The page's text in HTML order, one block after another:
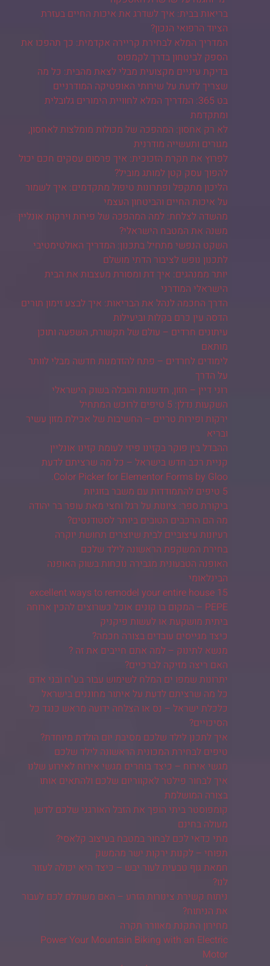
בריאות בבית: איך לשדרג את איכות החיים בעזרת
הציוד הרפואי הנכון?
המדריך המלא לבחירת קריירה אקדמית: כך תהפכו את
הספק לביטחון בדרך לקמפוס
בדיקת עיניים מקצועית מבלי לצאת מהבית: כל מה
שצריך לדעת על שירותי האופטיקה המודרניים
בט 365: המדריך המלא לחוויית הימורים גלובלית
ומתקדמת
לא רק אחסון: המהפכה של מכולות מומלצות לאחסון,
מגורים ותעשייה מודרנית
לפרוץ את תקרת הזכוכית: איך פרסום עסקים חכם יכול
להפוך עסק קטן למותג מוביל?
הליכון מתקפל ופתרונות טיפול מתקדמים: איך לשמור
על איכות החיים והביטחון העצמי
מהשדה לצלחת: למה המהפכה של פירות וירקות אונליין
משנה את המטבח הישראלי?
השקט הנפשי מתחיל בתכנון: המדריך האולטימטיבי
לתכנון נופש לציבור הדתי מושלם
יותר ממנהגים: איך דת ומסורת מעצבות את הבית
הישראלי המודרני
הדרך החכמה לנהל את הבריאות: איך לבצע זימון תורים
הדסה עין כרם בקלות וביעילות
עיתונים חרדים – עולם של תקשורת, השפעה ותוכן
מותאם
לימודים לחרדים – פתח להזדמנות חדשה מבלי לוותר
על הדרך
רוני דיין – חזון, חדשנות והובלה בשוק הישראלי
השקעות נדלן: 5 טיפים לרוכש המתחיל
ירקות ופירות טריים – החשיבות של אכילת מזון עשיר
ובריא
ההבדל בין פוקר בקזינו פיזי לעומת קזינו אונליין
קניית רכב חדש בישראל – כל מה שרציתם לדעת
Color Picker for Elementor Forms by Gloo.
5 טיפים להתמודדות עם משבר בזוגיות
ביקורת ספר: ציונות על רגל וחצי מאת עופר בר יהודה
מה הם הרכבים הטובים ביותר לסטודנטים?
רעיונות עיצוביים לבית שיוצרים תחושת יוקרה
בחירת המשקפת הראשונה לילד שלכם
האופנה הטבעונית מגבירה נוכחות בשוק האופנה
הבינלאומי
15 excellent ways to remodel your entire house
PEPE – המקום בו קונים אוכל כשרוצים להכין ארוחה
ביתית מושקעת או לעשות פיקניק
כיצד מגייסים עובדים בצורה חכמה?
מנשא לתינוק – למה אתם חייבים את זה ?
האם ריצה מזיקה לברכיים?
יתרונות שמפו ים המלח לשימוש עבור בע"ח ובני אדם
כל מה שרציתם לדעת על איתור מחוננים בישראל
כלכלת ישראל – נס או הצלחה ידועה מראש כנגד כל
הסיכויים?
איך לתכנן לילד שלכם מסיבת יום הולדת מיוחדת?
טיפים לבחירת המכונית הראשונה לילד שלכם
מגשי אירוח – כיצד בוחרים מגשי אירוח לאירוע שלנו
איך לבחור פילטר לאקווריום שלכם ולהתאים אותו
בצורה המושלמת
קומפוסטר ביתי הופך את הזבל האורגני שלכם לדשן
מעולה בחינם
מתי כדאי לכם לבחור במטבח בעיצוב קלאסי?
תפוחי – לקנות ירקות ישר מהמשק
חמאת גוף טבעית לעור יבש – כיצד היא יכולה לעזור
לנו?
ניתוח קשירת צינורות הזרע – האם משתלם לכם לעבור
את הניתוח?
מחירון התקנת מאוורר תקרה
Power Your Mountain Biking with an Electric
Motor